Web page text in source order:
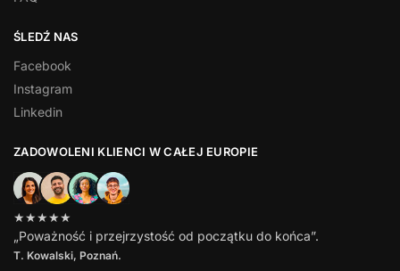
ŚLEDŹ NAS
Facebook
Instagram
Linkedin
ZADOWOLENI KLIENCI W CAŁEJ EUROPIE
★★★★★
„Poważność i przejrzystość od początku do końca”.
T. Kowalski, Poznań.